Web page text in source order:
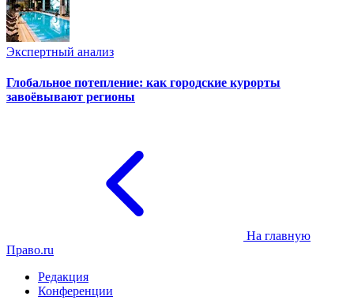
Экспертный анализ
Глобальное потепление: как городские курорты
завоёвывают регионы
На главную
Право.ru
Редакция
Конференции